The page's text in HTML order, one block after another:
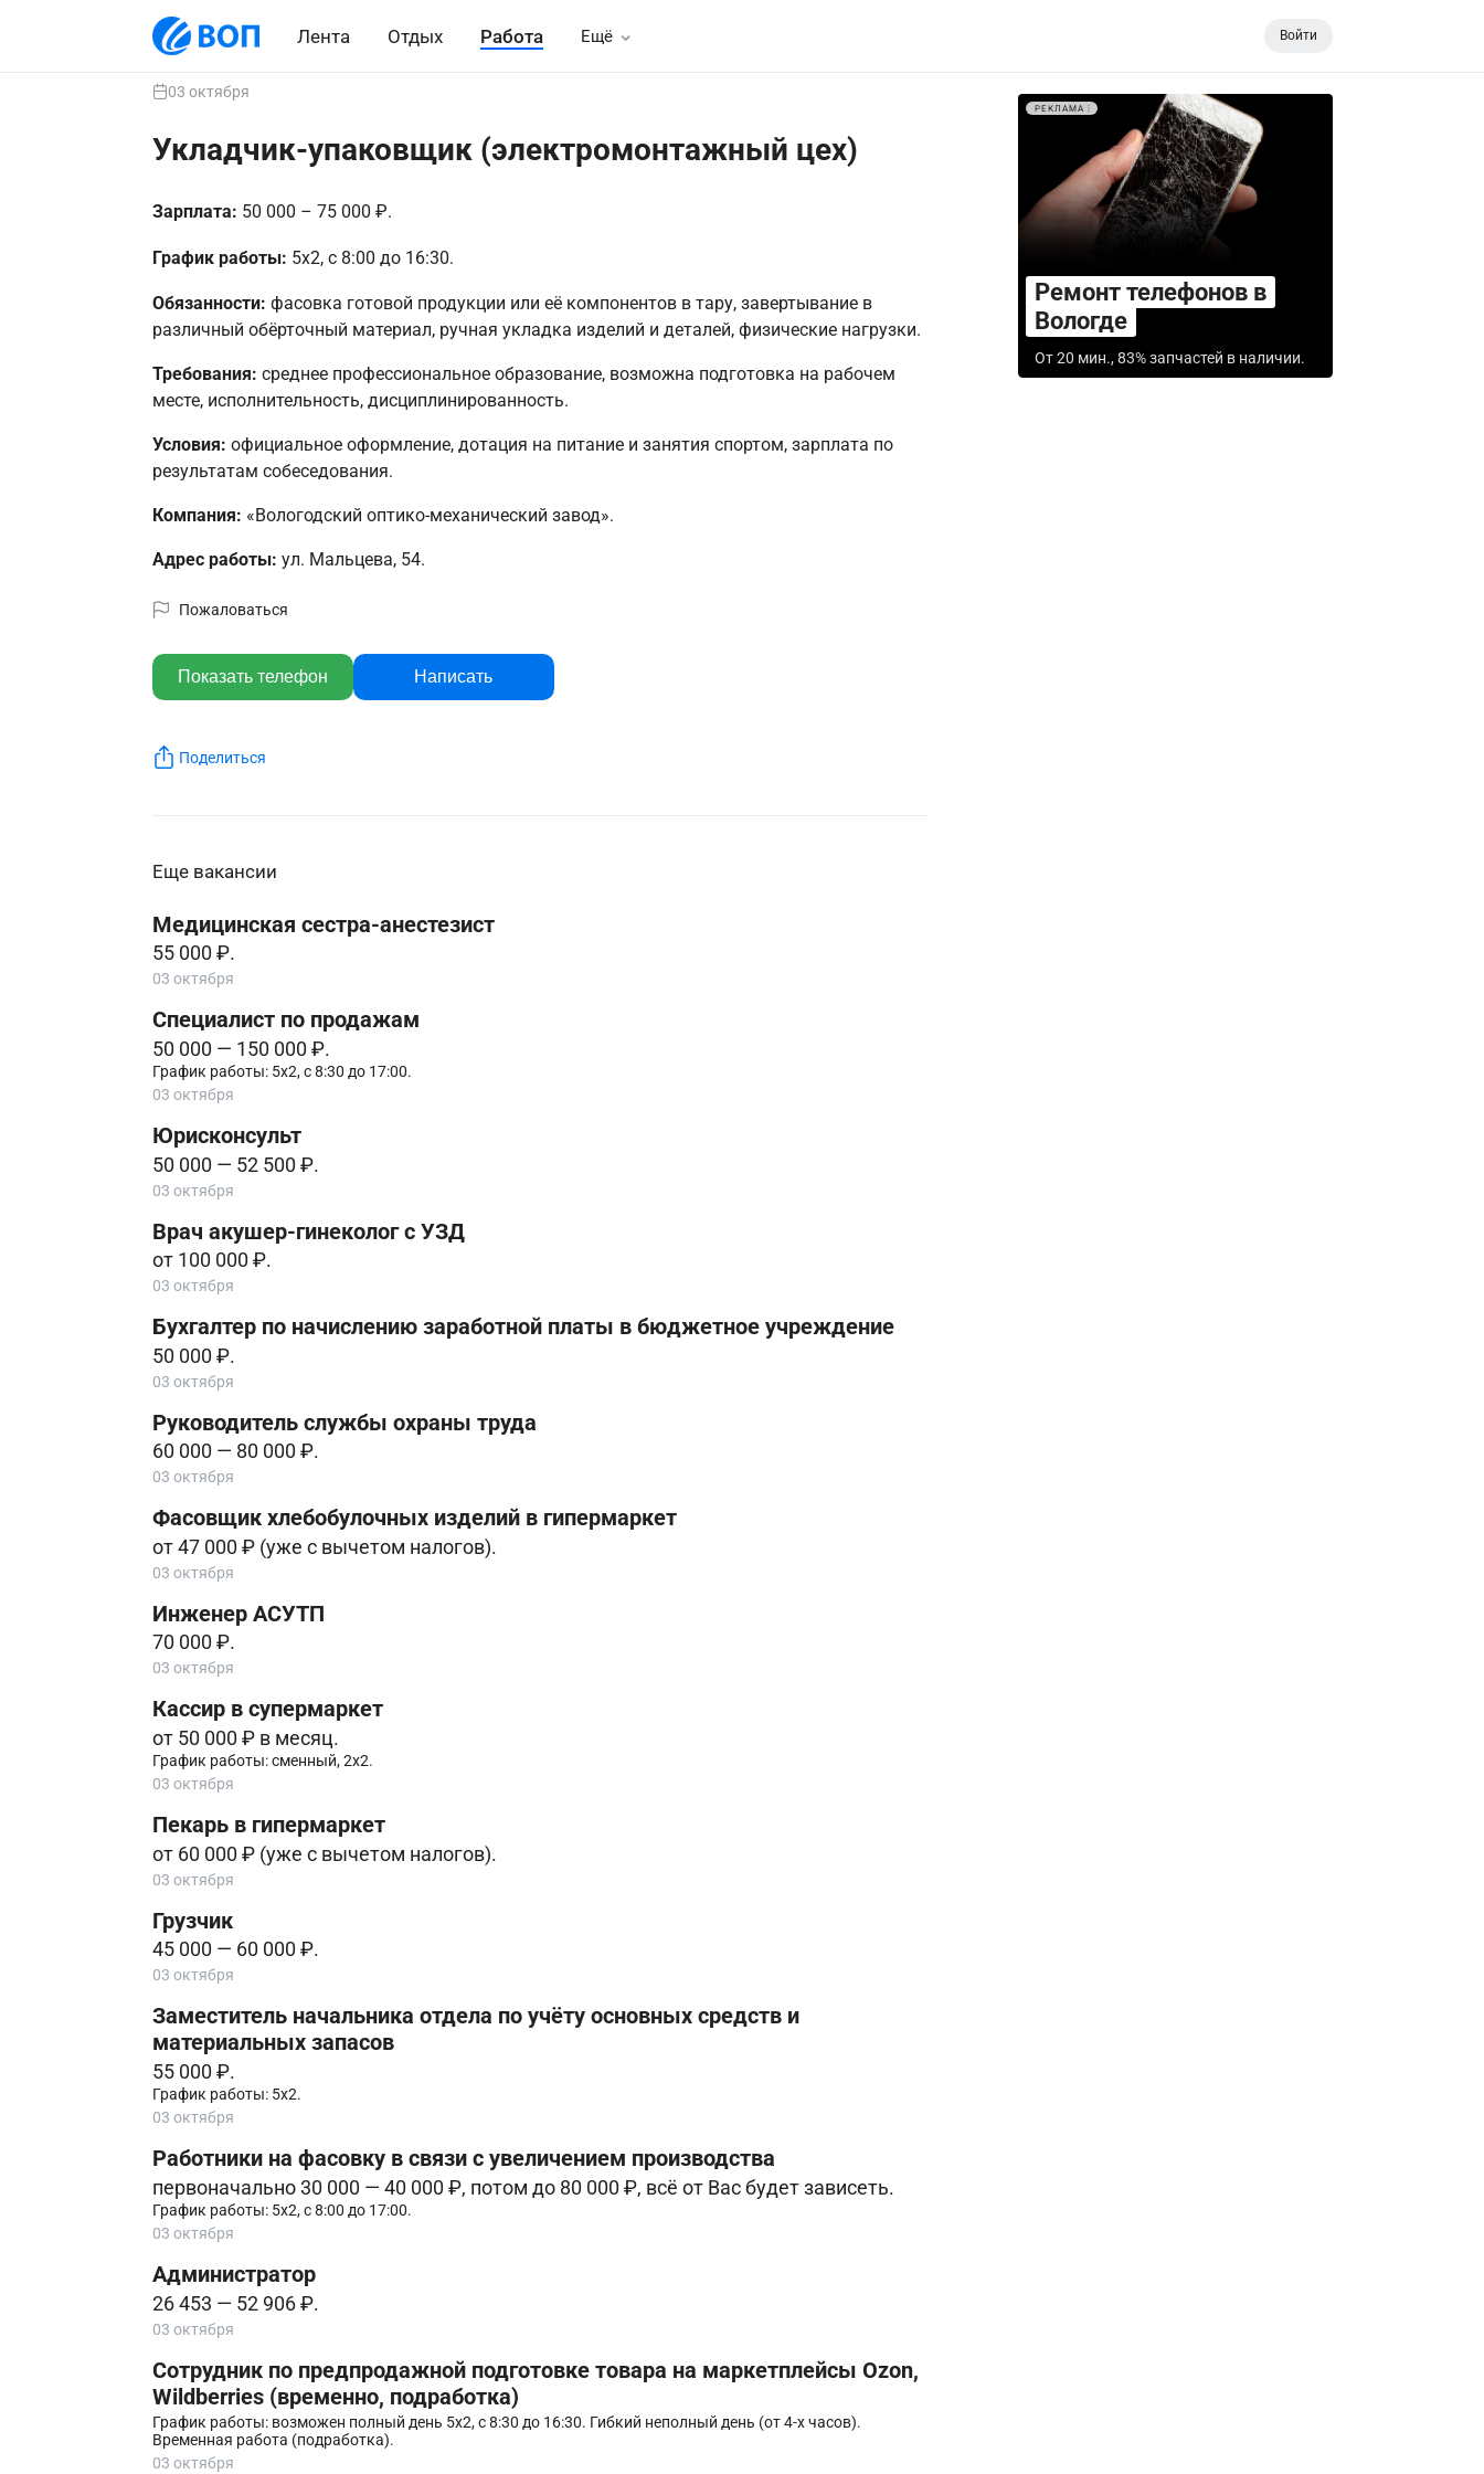
Лента Отдых Работа Ещё Войти
03 октября
Укладчик-упаковщик (электромонтажный цех)
Зарплата: 50 000 – 75 000 ₽.
График работы: 5х2, с 8:00 до 16:30.
Обязанности: фасовка готовой продукции или её компонентов в тару, завертывание в
различный обёрточный материал, ручная укладка изделий и деталей, физические нагрузки.
Требования: среднее профессиональное образование, возможна подготовка на рабочем
месте, исполнительность, дисциплинированность.
Условия: официальное оформление, дотация на питание и занятия спортом, зарплата по
результатам собеседования.
Компания: «Вологодский оптико-механический завод».
Адрес работы: ул. Мальцева, 54.
Пожаловаться
Показать телефон Написать
Поделиться
РЕКЛАМА
Ремонт телефонов в
Вологде
От 20 мин., 83% запчастей в наличии.
Еще вакансии
Медицинская сестра-анестезист
55 000 ₽.
03 октября
Специалист по продажам
50 000 — 150 000 ₽.
График работы: 5х2, с 8:30 до 17:00.
03 октября
Юрисконсульт
50 000 — 52 500 ₽.
03 октября
Врач акушер-гинеколог с УЗД
от 100 000 ₽.
03 октября
Бухгалтер по начислению заработной платы в бюджетное учреждение
50 000 ₽.
03 октября
Руководитель службы охраны труда
60 000 — 80 000 ₽.
03 октября
Фасовщик хлебобулочных изделий в гипермаркет
от 47 000 ₽ (уже с вычетом налогов).
03 октября
Инженер АСУТП
70 000 ₽.
03 октября
Кассир в супермаркет
от 50 000 ₽ в месяц.
График работы: сменный, 2х2.
03 октября
Пекарь в гипермаркет
от 60 000 ₽ (уже с вычетом налогов).
03 октября
Грузчик
45 000 — 60 000 ₽.
03 октября
Заместитель начальника отдела по учёту основных средств и
материальных запасов
55 000 ₽.
График работы: 5х2.
03 октября
Работники на фасовку в связи с увеличением производства
первоначально 30 000 — 40 000 ₽, потом до 80 000 ₽, всё от Вас будет зависеть.
График работы: 5х2, с 8:00 до 17:00.
03 октября
Администратор
26 453 — 52 906 ₽.
03 октября
Сотрудник по предпродажной подготовке товара на маркетплейсы Ozon,
Wildberries (временно, подработка)
График работы: возможен полный день 5х2, с 8:30 до 16:30. Гибкий неполный день (от 4-х часов).
Временная работа (подработка).
03 октября